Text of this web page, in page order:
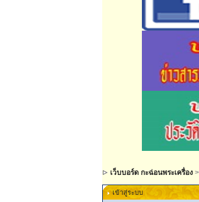
เว็บบอร์ด กะฉ่อนพระเครื่อง
เข้าสู่ระบบ